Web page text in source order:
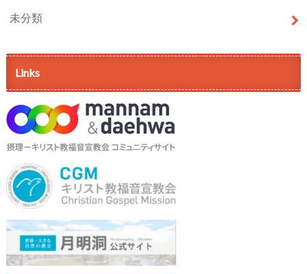
未分類
Links